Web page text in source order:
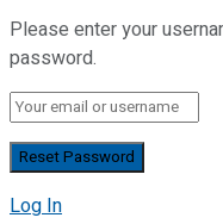
Please enter your
password.
Log In